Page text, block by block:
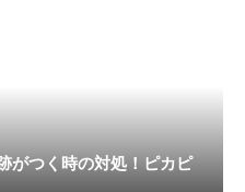
がつく時の対処！ピカピ